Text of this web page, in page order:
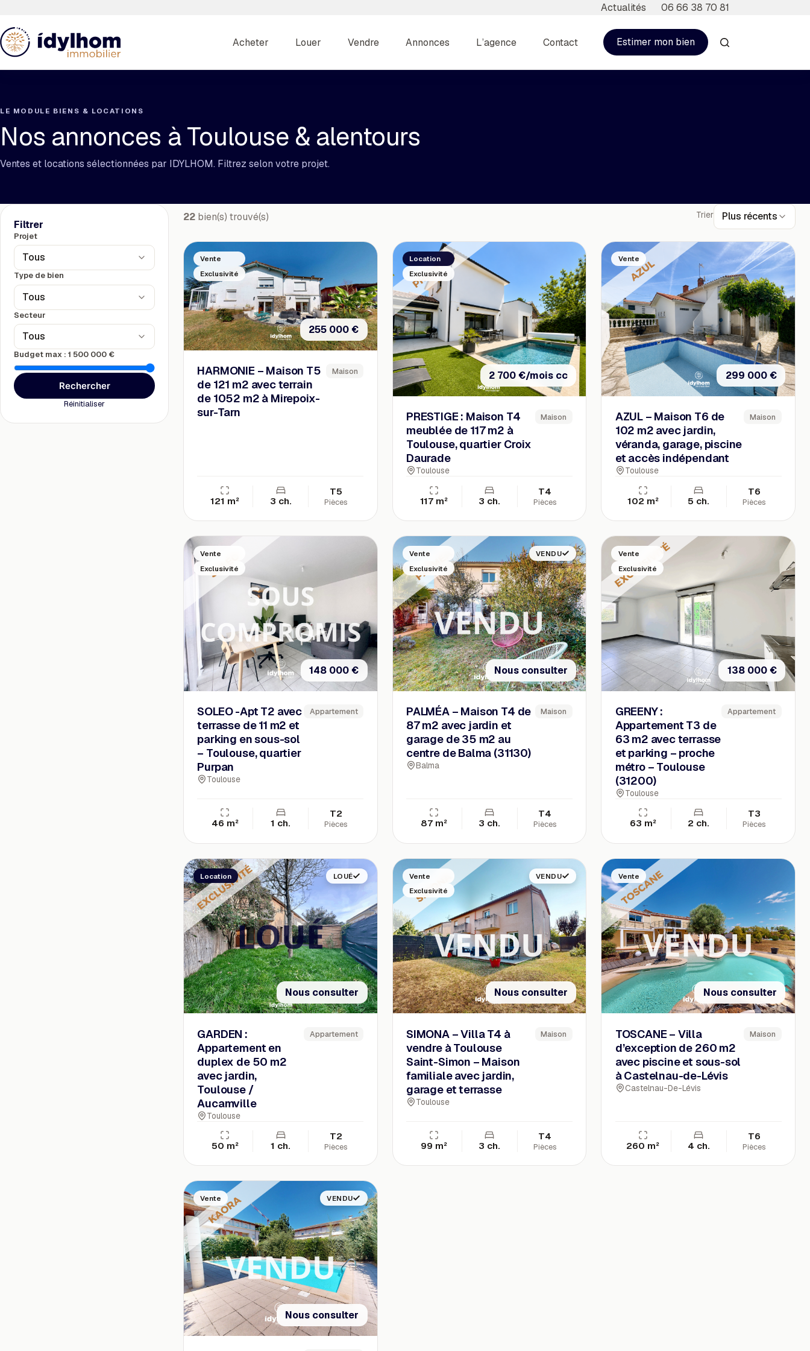
contenu
Actualités 06 66 38 70 81
Acheter Louer Vendre Annonces L’agence Contact Estimer mon bien
LE MODULE BIENS & LOCATIONS
Nos annonces à Toulouse & alentours
Ventes et locations sélectionnées par IDYLHOM. Filtrez selon votre projet.
Filtrer
Projet
Tous
Type de bien
Tous
Secteur
Tous
Budget max :1 500 000 €
Rechercher
Réinitialiser
22 bien(s) trouvé(s) Trier Plus récents
Vente
Exclusivité
255 000 €
HARMONIE – Maison T5
de 121 m2 avec terrain
de 1052 m2 à Mirepoix-
sur-Tarn
Maison
121 m² 3 ch.
T5
Pièces
Location
Exclusivité
2 700 €/mois cc
PRESTIGE : Maison T4
meublée de 117 m2 à
Toulouse, quartier Croix
Daurade
Maison
Toulouse
117 m² 3 ch.
T4
Pièces
Vente
299 000 €
AZUL – Maison T6 de
102 m2 avec jardin,
véranda, garage, piscine
et accès indépendant
Maison
Toulouse
102 m² 5 ch.
T6
Pièces
Vente
Exclusivité
148 000 €
SOLEO -Apt T2 avec
terrasse de 11 m2 et
parking en sous-sol
– Toulouse, quartier
Purpan
Appartement
Toulouse
46 m² 1 ch.
T2
Pièces
Vente
Exclusivité
VENDU
Nous consulter
PALMÉA – Maison T4 de
87 m2 avec jardin et
garage de 35 m2 au
centre de Balma (31130)
Maison
Balma
87 m² 3 ch.
T4
Pièces
Vente
Exclusivité
138 000 €
GREENY :
Appartement T3 de
63 m2 avec terrasse
et parking – proche
métro – Toulouse
(31200)
Appartement
Toulouse
63 m² 2 ch.
T3
Pièces
Location LOUÉ
Nous consulter
GARDEN :
Appartement en
duplex de 50 m2
avec jardin,
Toulouse /
Aucamville
Appartement
Toulouse
50 m² 1 ch.
T2
Pièces
Vente
Exclusivité
VENDU
Nous consulter
SIMONA – Villa T4 à
vendre à Toulouse
Saint-Simon – Maison
familiale avec jardin,
garage et terrasse
Maison
Toulouse
99 m² 3 ch.
T4
Pièces
Vente
Nous consulter
TOSCANE – Villa
d’exception de 260 m2
avec piscine et sous-sol
à Castelnau-de-Lévis
Maison
Castelnau-De-Lévis
260 m² 4 ch.
T6
Pièces
Vente VENDU
Nous consulter